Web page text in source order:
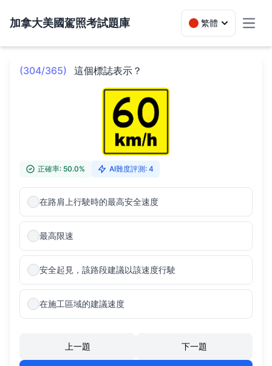
加拿大美國駕照考試題庫 繁體
(304/365) 這個標誌表示？
正確率: 50.0% AI難度評測: 4
在路肩上行駛時的最高安全速度
最高限速
安全起見，該路段建議以該速度行駛
在施工區域的建議速度
上一題 下一題